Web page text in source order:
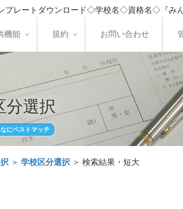
レートダウンロード◇学校名◇資格名◇『み
機能 規約 お問い合わせ
分選択
にベストマッチ
＞ 学校区分選択 ＞ 検索結果・短大